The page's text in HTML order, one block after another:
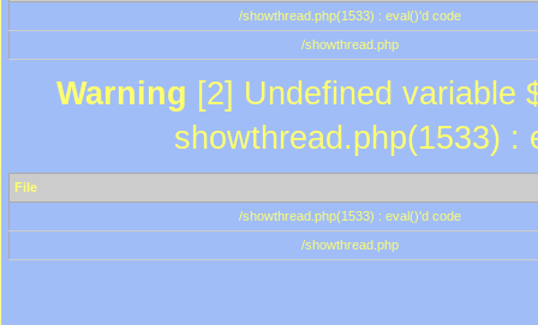
/showthread.php(1533) : eval()'d code
/showthread.php
Warning [2] Undefined variable
showthread.php(1533) :
File
/showthread.php(1533) : eval()'d code
/showthread.php